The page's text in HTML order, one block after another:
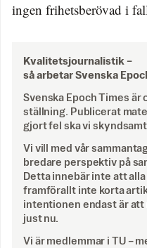
ingen frihetsberövad i
Kvalitetsjournalistik –
så arbetar Svenska
Svenska Epoch Times
ställning. Publicerat
gjort fel ska vi
Vi vill med vår
bredare perspektiv på
Detta innebär inte att
framförallt inte korta
intentionen endast är
just nu.
Vi är medlemmar i TU –